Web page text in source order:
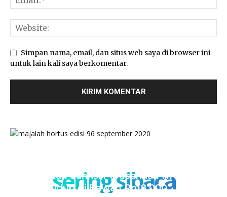
Simpan nama, email, dan situs web saya di browser ini
untuk lain kali saya berkomentar.
sering sibaca
Kementan Sanksi Perusahaan NH, Jual
Ayam Hidup di Bawah Rp18.000